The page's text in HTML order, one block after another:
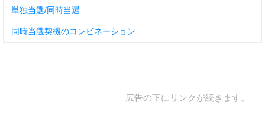
単独当選/同時当選
同時当選契機のコンビネーション
広告の下にリンクが続きます。